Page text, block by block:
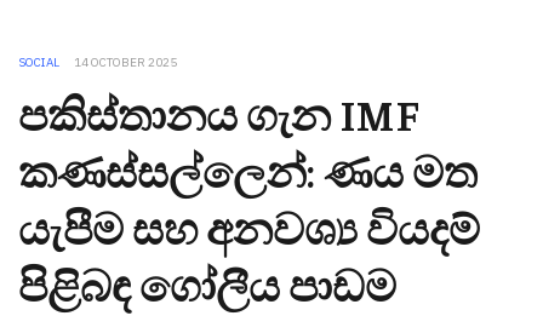
SOCIAL 14 OCTOBER 2025
පකිස්තානය ගැන IMF
කණස්සල්ලෙන්: ණය මත
යැපීම සහ අනවශ්‍ය වියදම්
පිළිබඳ ගෝලීය පාඩම